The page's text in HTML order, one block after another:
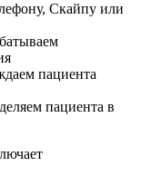
Скайпу или
пациента
пациента в